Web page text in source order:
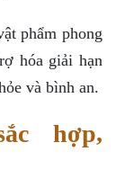
phẩm phong
hóa giải hạn
và bình an.
hợp,